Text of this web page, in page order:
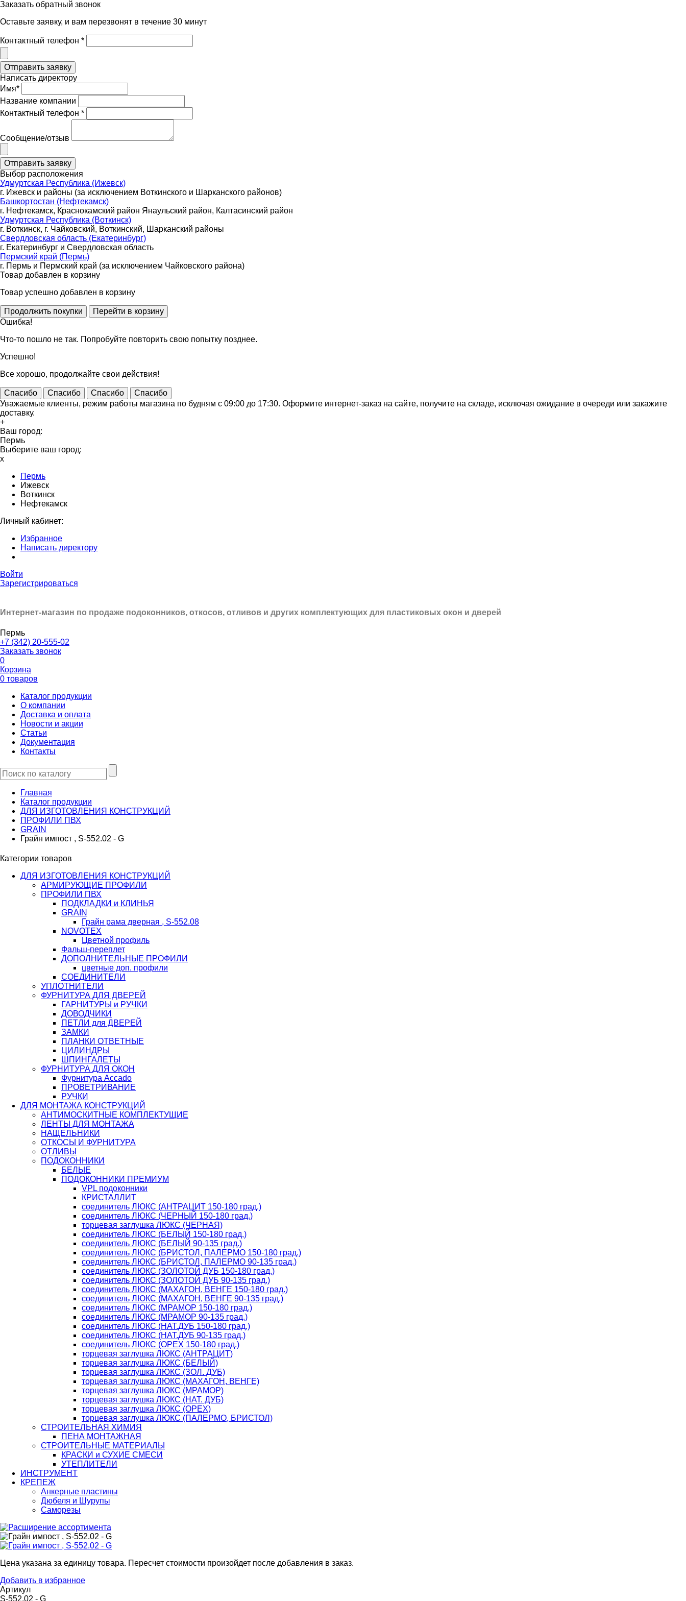
Заказать обратный звонок
Оставьте заявку, и вам перезвонят в течение 30 минут
Контактный телефон *
Написать директору
Имя*
Название компании
Контактный телефон *
Сообщение/отзыв
Выбор расположения
Удмуртская Республика (Ижевск)
г. Ижевск и районы (за исключением Воткинского и Шарканского районов)
Башкортостан (Нефтекамск)
г. Нефтекамск, Краснокамский район Янаульский район, Калтасинский район
Удмуртская Республика (Воткинск)
г. Воткинск, г. Чайковский, Воткинский, Шарканский районы
Свердловская область (Екатеринбург)
г. Екатеринбург и Свердловская область
Пермский край (Пермь)
г. Пермь и Пермский край (за исключением Чайковского района)
Товар добавлен в корзину
Товар успешно добавлен в корзину
Ошибка!
Что-то пошло не так. Попробуйте повторить свою попытку позднее.
Успешно!
Все хорошо, продолжайте свои действия!
Спасибо Спасибо Спасибо
Спасибо
Уважаемые клиенты, режим работы магазина по будням с 09:00 до 17:30. Оформите интернет-заказ на сайте, получите на складе, исключая ожидание в очереди или закажите
доставку.
+
Ваш город:
Пермь
Выберите ваш город:
x
Пермь
Ижевск
Воткинск
Нефтекамск
Личный кабинет:
Избранное
Написать директору
Войти
Зарегистрироваться
Интернет-магазин по продаже подоконников, откосов, отливов и других комплектующих для пластиковых окон и дверей
Пермь
+7 (342) 20-555-02
Заказать звонок
0
Корзина
0 товаров
Каталог продукции
О компании
Доставка и оплата
Новости и акции
Статьи
Документация
Контакты
Главная
Каталог продукции
ДЛЯ ИЗГОТОВЛЕНИЯ КОНСТРУКЦИЙ
ПРОФИЛИ ПВХ
GRAIN
Грайн импост , S-552.02 - G
Категории товаров
ДЛЯ ИЗГОТОВЛЕНИЯ КОНСТРУКЦИЙ
АРМИРУЮЩИЕ ПРОФИЛИ
ПРОФИЛИ ПВХ
ПОДКЛАДКИ и КЛИНЬЯ
GRAIN
Грайн рама дверная , S-552.08
NOVOTEX
Цветной профиль
Фальш-переплет
ДОПОЛНИТЕЛЬНЫЕ ПРОФИЛИ
цветные доп. профили
СОЕДИНИТЕЛИ
УПЛОТНИТЕЛИ
ФУРНИТУРА ДЛЯ ДВЕРЕЙ
ГАРНИТУРЫ и РУЧКИ
ДОВОДЧИКИ
ПЕТЛИ для ДВЕРЕЙ
ЗАМКИ
ПЛАНКИ ОТВЕТНЫЕ
ЦИЛИНДРЫ
ШПИНГАЛЕТЫ
ФУРНИТУРА ДЛЯ ОКОН
Фурнитура Accado
ПРОВЕТРИВАНИЕ
РУЧКИ
ДЛЯ МОНТАЖА КОНСТРУКЦИЙ
АНТИМОСКИТНЫЕ КОМПЛЕКТУЩИЕ
ЛЕНТЫ ДЛЯ МОНТАЖА
НАЩЕЛЬНИКИ
ОТКОСЫ И ФУРНИТУРА
ОТЛИВЫ
ПОДОКОННИКИ
БЕЛЫЕ
ПОДОКОННИКИ ПРЕМИУМ
VPL подоконники
КРИСТАЛЛИТ
соединитель ЛЮКС (АНТРАЦИТ 150-180 град.)
соединитель ЛЮКС (ЧЕРНЫЙ 150-180 град.)
торцевая заглушка ЛЮКС (ЧЕРНАЯ)
соединитель ЛЮКС (БЕЛЫЙ 150-180 град.)
соединитель ЛЮКС (БЕЛЫЙ 90-135 град.)
соединитель ЛЮКС (БРИСТОЛ, ПАЛЕРМО 150-180 град.)
соединитель ЛЮКС (БРИСТОЛ, ПАЛЕРМО 90-135 град.)
соединитель ЛЮКС (ЗОЛОТОЙ ДУБ 150-180 град.)
соединитель ЛЮКС (ЗОЛОТОЙ ДУБ 90-135 град.)
соединитель ЛЮКС (МАХАГОН, ВЕНГЕ 150-180 град.)
соединитель ЛЮКС (МАХАГОН, ВЕНГЕ 90-135 град.)
соединитель ЛЮКС (МРАМОР 150-180 град.)
соединитель ЛЮКС (МРАМОР 90-135 град.)
соединитель ЛЮКС (НАТ.ДУБ 150-180 град.)
соединитель ЛЮКС (НАТ.ДУБ 90-135 град.)
соединитель ЛЮКС (ОРЕХ 150-180 град.)
торцевая заглушка ЛЮКС (АНТРАЦИТ)
торцевая заглушка ЛЮКС (БЕЛЫЙ)
торцевая заглушка ЛЮКС (ЗОЛ. ДУБ)
торцевая заглушка ЛЮКС (МАХАГОН, ВЕНГЕ)
торцевая заглушка ЛЮКС (МРАМОР)
торцевая заглушка ЛЮКС (НАТ. ДУБ)
торцевая заглушка ЛЮКС (ОРЕХ)
торцевая заглушка ЛЮКС (ПАЛЕРМО, БРИСТОЛ)
СТРОИТЕЛЬНАЯ ХИМИЯ
ПЕНА МОНТАЖНАЯ
СТРОИТЕЛЬНЫЕ МАТЕРИАЛЫ
КРАСКИ и СУХИЕ СМЕСИ
УТЕПЛИТЕЛИ
ИНСТРУМЕНТ
КРЕПЕЖ
Анкерные пластины
Дюбеля и Шурупы
Саморезы
Цена указана за единицу товара. Пересчет стоимости произойдет после добавления в заказ.
Добавить в избранное
Артикул
S-552.02 - G